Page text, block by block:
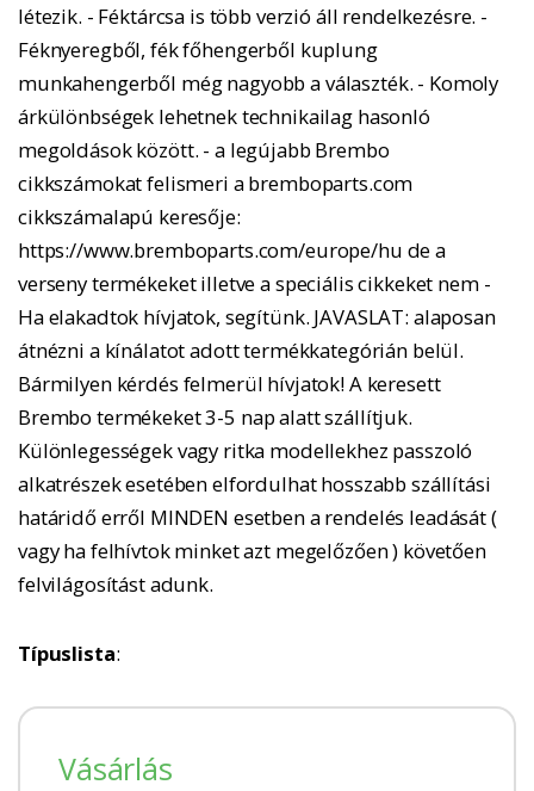
létezik. - Féktárcsa is több verzió áll rendelkezésre. -
Féknyeregből, fék főhengerből kuplung
munkahengerből még nagyobb a választék. - Komoly
árkülönbségek lehetnek technikailag hasonló
megoldások között. - a legújabb Brembo
cikkszámokat felismeri a bremboparts.com
cikkszámalapú keresője:
https://www.bremboparts.com/europe/hu de a
verseny termékeket illetve a speciális cikkeket nem -
Ha elakadtok hívjatok, segítünk. JAVASLAT: alaposan
átnézni a kínálatot adott termékkategórián belül.
Bármilyen kérdés felmerül hívjatok! A keresett
Brembo termékeket 3-5 nap alatt szállítjuk.
Különlegességek vagy ritka modellekhez passzoló
alkatrészek esetében elfordulhat hosszabb szállítási
határidő erről MINDEN esetben a rendelés leadását (
vagy ha felhívtok minket azt megelőzően ) követően
felvilágosítást adunk.
Típuslista:
Vásárlás